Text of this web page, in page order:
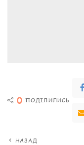
0 ПОДІЛИЛИСЬ
НАЗАД